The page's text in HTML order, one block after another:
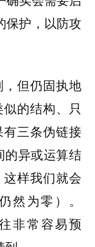
保护，以防攻
但仍固执地
的结构、只
三条伪链接
的异或运算结
样我们就会
然为零）。
非常容易预